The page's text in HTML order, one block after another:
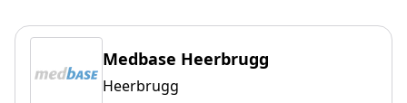
Medbase Heerbrugg
Heerbrugg